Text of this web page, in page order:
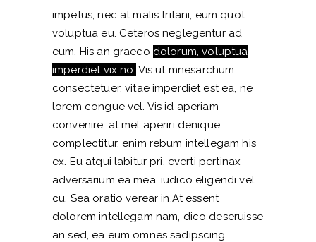
impetus, nec at malis tritani, eum quot
voluptua eu. Ceteros neglegentur ad
eum. His an graeco dolorum, voluptua
imperdiet vix no. Vis ut mnesarchum
consectetuer, vitae imperdiet est ea, ne
lorem congue vel. Vis id aperiam
convenire, at mel aperiri denique
complectitur, enim rebum intellegam his
ex. Eu atqui labitur pri, everti pertinax
adversarium ea mea, iudico eligendi vel
cu. Sea oratio verear in.At essent
dolorem intellegam nam, dico deseruisse
an sed, ea eum omnes sadipscing